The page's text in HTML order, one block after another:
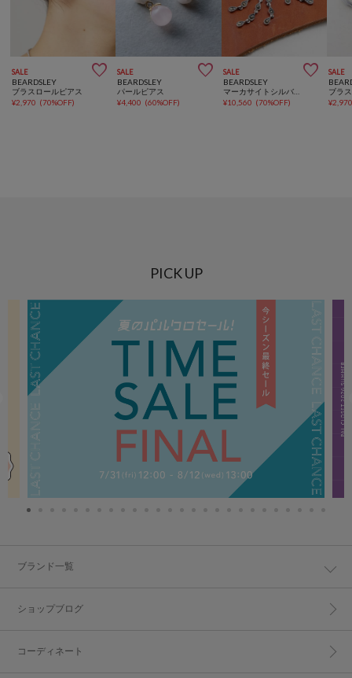
SALE 
BEARDSLEY
ブラスロールピアス
¥2,970 (70%OFF)
SALE 
BEARDSLEY
パールピアス
¥4,400 (60%OFF)
SALE 
BEARDSLEY
マーカサイトシルバードロップピアス
¥10,560 (70%OFF)
SALE
ブラ
¥
PICK UP
ブランド一覧
ショップブログ
コーディネート